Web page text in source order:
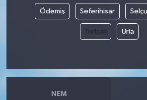
Ödemiş Seferihisar
Torbalı Urla
NEM